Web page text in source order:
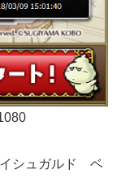
イシュガルド ベ